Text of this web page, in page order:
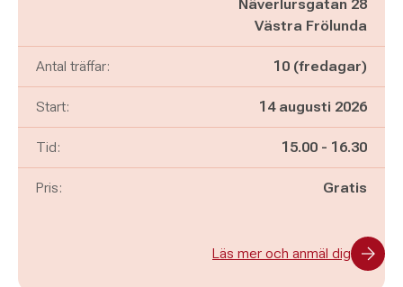
Näverlursgatan 28
Västra Frölunda
Antal träffar: 10 (fredagar)
Start: 14 augusti 2026
Tid: Pågår mellan
15.00 - och
16.30
Pris: Gratis
Läs mer och anmäl dig